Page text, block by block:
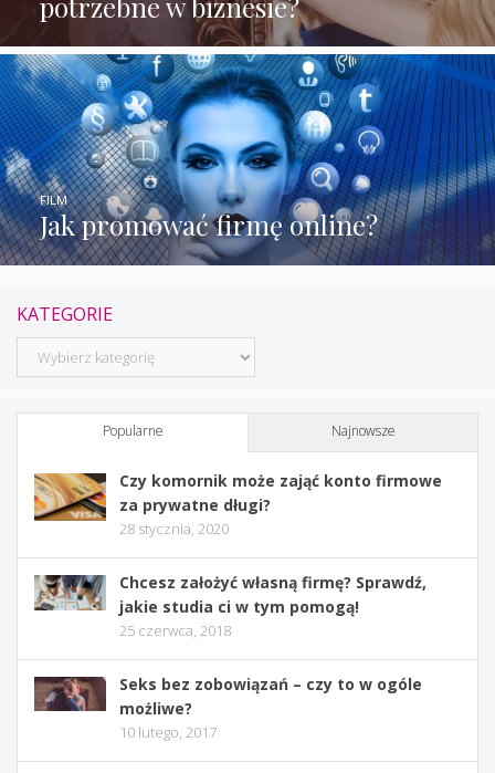
Jak promować firmę online?
FILM
KATEGORIE
Kategorie
Popularne Najnowsze
Czy komornik może zająć konto firmowe
za prywatne długi?
28 stycznia, 2020
Chcesz założyć własną firmę? Sprawdź,
jakie studia ci w tym pomogą!
25 czerwca, 2018
Seks bez zobowiązań – czy to w ogóle
możliwe?
10 lutego, 2017